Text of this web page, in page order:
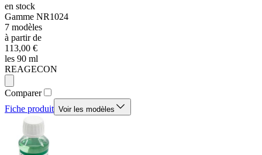
en stock
Gamme NR1024
7 modèles
à partir de
113,00 €
les 90 ml
REAGECON
Comparer
Fiche produit Voir les modèles